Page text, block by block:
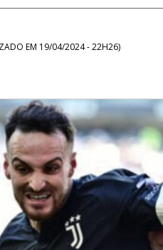
EM 19/04/2024 - 22H26)